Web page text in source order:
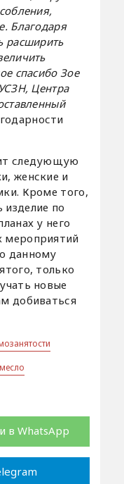
Благодаря
расширить
спасибо Зое
Центра
следующую
женские и
Кроме того,
по
у него
мероприятий
данному
только
новые
добиваться
в WhatsApp